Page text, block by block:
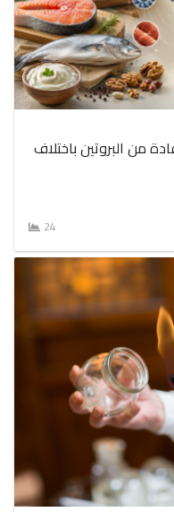
من البروتين باختلاف
24